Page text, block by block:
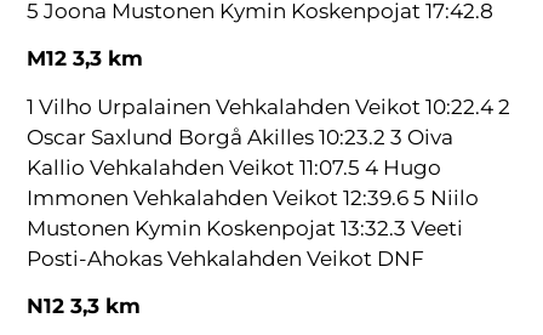
5 Joona Mustonen Kymin Koskenpojat 17:42.8
M12 3,3 km
1 Vilho Urpalainen Vehkalahden Veikot 10:22.4 2
Oscar Saxlund Borgå Akilles 10:23.2 3 Oiva
Kallio Vehkalahden Veikot 11:07.5 4 Hugo
Immonen Vehkalahden Veikot 12:39.6 5 Niilo
Mustonen Kymin Koskenpojat 13:32.3 Veeti
Posti-Ahokas Vehkalahden Veikot DNF
N12 3,3 km